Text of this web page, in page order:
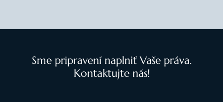
Sme pripravení naplniť Vaše práva.
Kontaktujte nás!